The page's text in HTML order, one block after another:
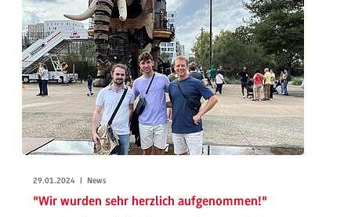
29.01.2024 | News
"Wir wurden sehr herzlich aufgenommen!"